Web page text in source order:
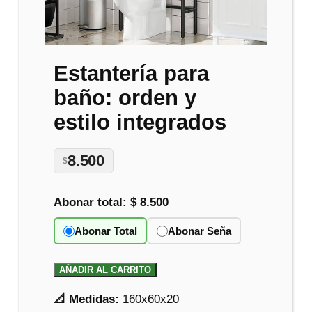
Estantería para
baño: orden y
estilo integrados
$8.500
Abonar total:$ 8.500
Abonar Total Abonar Seña
AÑADIR AL CARRITO
📐 Medidas: 160x60x20